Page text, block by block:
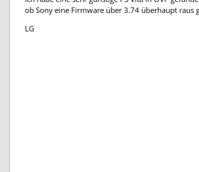
ob Sony eine Firmware über 3.74 überhaupt raus
LG